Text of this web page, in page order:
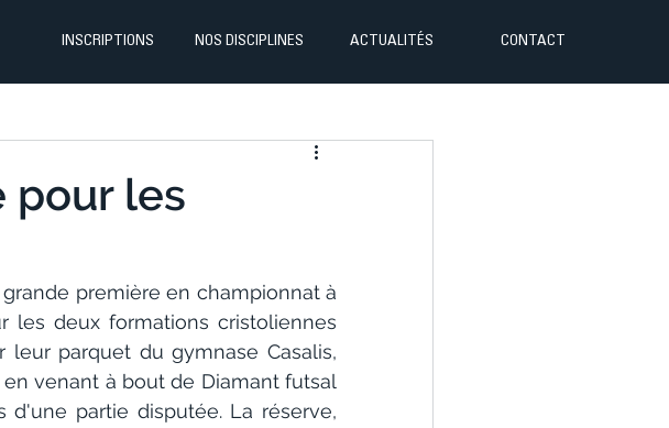
INSCRIPTIONS NOS DISCIPLINES ACTUALITÉS CONTACT
pour les
première en championnat à
les deux formations cristoliennes
parquet du gymnase Casalis,
venant à bout de Diamant futsal
d'une partie disputée. La réserve,